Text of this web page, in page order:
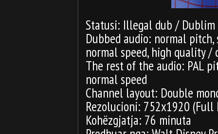
Statusi: Illegal dub /
Dubbed audio: normal
normal speed, high quality
The rest of the audio: PAL
normal speed
Channel layout: Double
Rezolucioni: 752x1920 (Full
Kohëzgjatja: 76 minuta